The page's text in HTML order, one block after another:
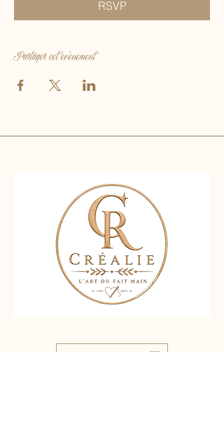
RSVP
Partager cet événement